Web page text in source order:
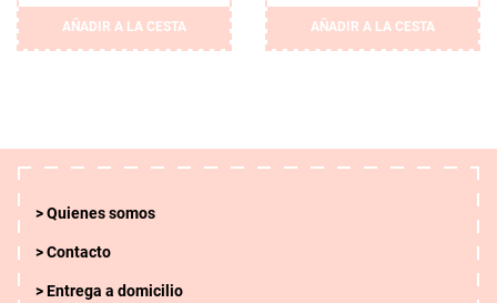
AÑADIR A LA CESTA AÑADIR A LA CESTA
Quienes somos
Contacto
Entrega a domicilio